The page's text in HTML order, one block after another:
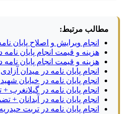
مطالب مرتبط:
انجام ویرایش و اصلاح پایان
هزینه و قیمت انجام پایان نامه
هزینه و قیمت انجام پایان نامه
انجام پایان نامه در میدان
انجام پایان نامه در خیابان
انجام پایان نامه در گیلانغرب
انجام پایان نامه در آبدانان +
انجام پایان نامه در تربت